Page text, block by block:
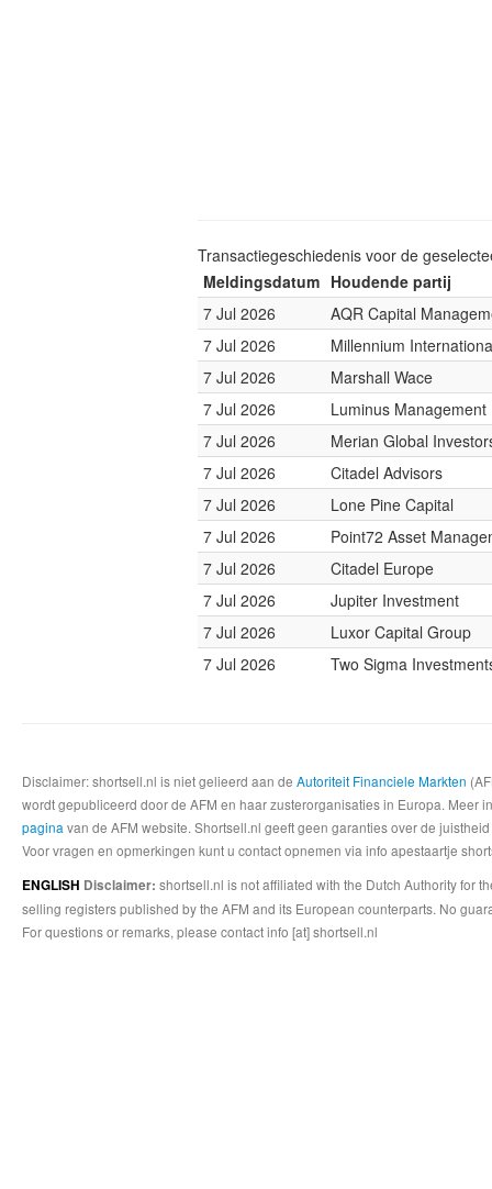
Transactiegeschiedenis voor de
Meldingsdatum Houdende partij
7 Jul 2026
AQR Capital
7 Jul 2026
Millennium
7 Jul 2026
Marshall Wace
7 Jul 2026
Luminus Management
7 Jul 2026
Merian Global
7 Jul 2026
Citadel Advisors
7 Jul 2026
Lone Pine Capital
7 Jul 2026
Point72 Asset
7 Jul 2026
Citadel Europe
7 Jul 2026
Jupiter Investment
7 Jul 2026
Luxor Capital Group
7 Jul 2026
Two Sigma
Disclaimer: shortsell.nl is niet gelieerd aan de Autoriteit Financiele Markten
wordt gepubliceerd door de AFM en haar zusterorganisaties in Europa.
pagina van de AFM website. Shortsell.nl geeft geen garanties over de
Voor vragen en opmerkingen kunt u contact opnemen via info apestaartje
ENGLISH Disclaimer: shortsell.nl is not affiliated with the Dutch Authority for
selling registers published by the AFM and its European counterparts. No
For questions or remarks, please contact info [at] shortsell.nl